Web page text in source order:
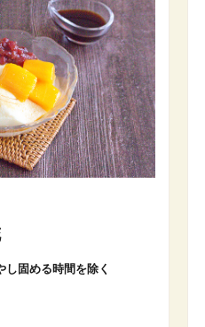
固める時間を除く